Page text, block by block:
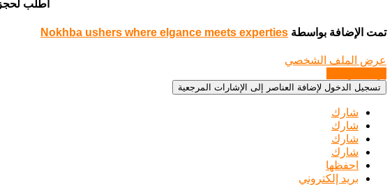
اطلب
تمت الإضافة بواسطة Nokhba ushers where elgance meets experties
عرض الملف الشخصي
تسجيل الدخول لإضافة العناصر إلى الإشارات المرجعية
شارك
شارك
شارك
شارك
احفظها
بريد إلكتروني